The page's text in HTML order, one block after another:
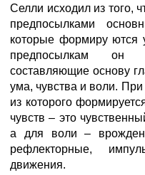
Селли исходил из того,
предпосылками
которые формиру ются
предпосылкам он
составляющие основу
ума, чувства и воли.
из которого
чувств – это
а для воли –
рефлекторные,
движения.